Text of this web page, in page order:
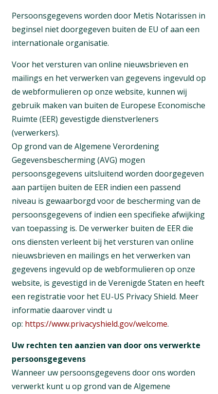
Persoonsgegevens worden door Metis Notarissen in
beginsel niet doorgegeven buiten de EU of aan een
internationale organisatie.
Voor het versturen van online nieuwsbrieven en
mailings en het verwerken van gegevens ingevuld op
de webformulieren op onze website, kunnen wij
gebruik maken van buiten de Europese Economische
Ruimte (EER) gevestigde dienstverleners
(verwerkers).
Op grond van de Algemene Verordening
Gegevensbescherming (AVG) mogen
persoonsgegevens uitsluitend worden doorgegeven
aan partijen buiten de EER indien een passend
niveau is gewaarborgd voor de bescherming van de
persoonsgegevens of indien een specifieke afwijking
van toepassing is. De verwerker buiten de EER die
ons diensten verleent bij het versturen van online
nieuwsbrieven en mailings en het verwerken van
gegevens ingevuld op de webformulieren op onze
website, is gevestigd in de Verenigde Staten en heeft
een registratie voor het EU-US Privacy Shield. Meer
informatie daarover vindt u
op: https://www.privacyshield.gov/welcome.
Uw rechten ten aanzien van door ons verwerkte
persoonsgegevens
Wanneer uw persoonsgegevens door ons worden
verwerkt kunt u op grond van de Algemene